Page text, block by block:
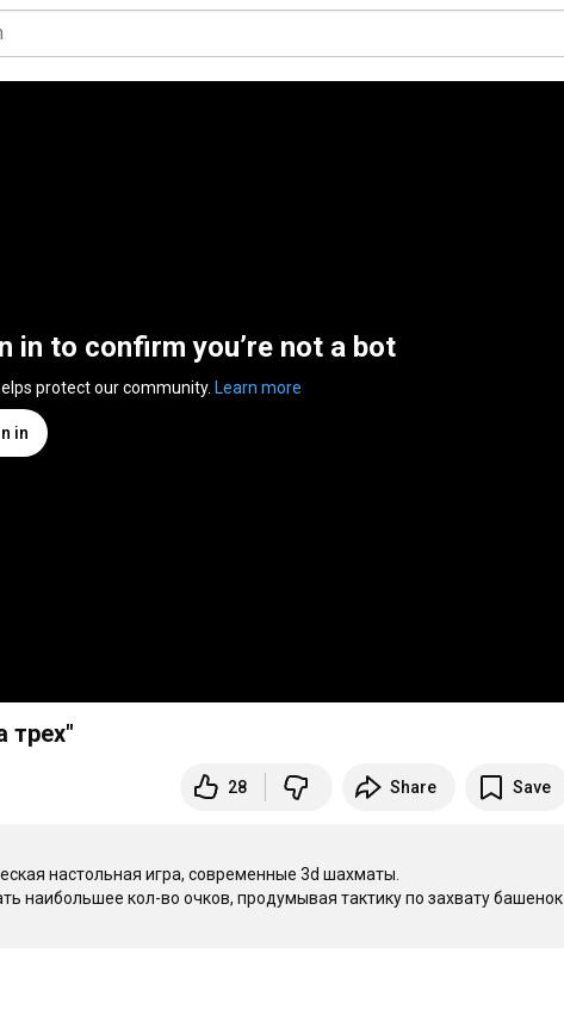
in to confirm you’re not a bot
protect our community. Learn more
in
трех"
28 Share Save
настольная игра, современные 3d шахматы.
наибольшее кол-во очков, продумывая тактику по захвату башенок